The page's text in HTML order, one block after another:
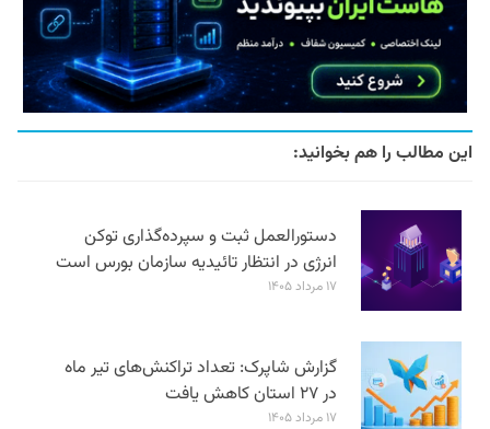
این مطالب را هم بخوانید:
دستورالعمل ثبت و سپرده‌گذاری توکن
انرژی در انتظار تائیدیه سازمان بورس است
۱۷ مرداد ۱۴۰۵
گزارش شاپرک: تعداد تراکنش‌های تیر ماه
در ۲۷ استان‌ کاهش یافت
۱۷ مرداد ۱۴۰۵